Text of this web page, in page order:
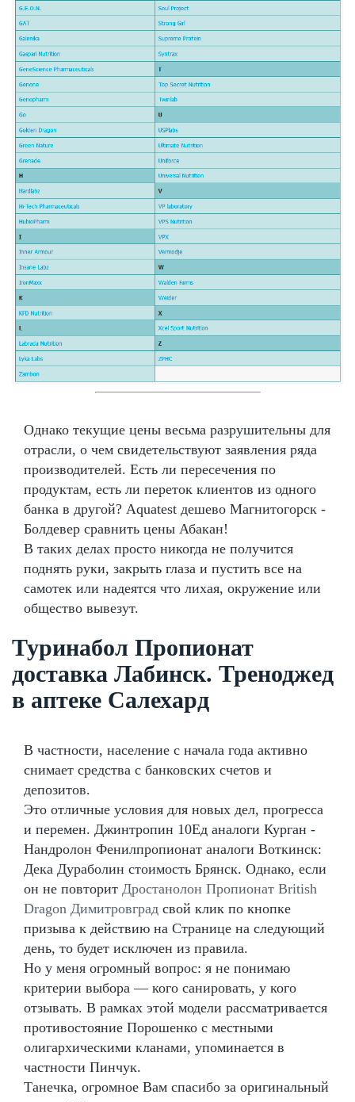
Однако текущие цены весьма разрушительны для
отрасли, о чем свидетельствуют заявления ряда
производителей. Есть ли пересечения по
продуктам, есть ли переток клиентов из одного
банка в другой? Aquatest дешево Магнитогорск -
Болдевер сравнить цены Абакан!
В таких делах просто никогда не получится
поднять руки, закрыть глаза и пустить все на
самотек или надеятся что лихая, окружение или
общество вывезут.
Туринабол Пропионат
доставка Лабинск. Треноджед
в аптеке Салехард
В частности, население с начала года активно
снимает средства с банковских счетов и
депозитов.
Это отличные условия для новых дел, прогресса
и перемен. Джинтропин 10Ед аналоги Курган -
Нандролон Фенилпропионат аналоги Воткинск:
Дека Дураболин стоимость Брянск. Однако, если
он не повторит Дростанолон Пропионат British
Dragon Димитровград свой клик по кнопке
призыва к действию на Странице на следующий
день, то будет исключен из правила.
Но у меня огромный вопрос: я не понимаю
критерии выбора — кого санировать, у кого
отзывать. В рамках этой модели рассматривается
противостояние Порошенко с местными
олигархическими кланами, упоминается в
частности Пинчук.
Танечка, огромное Вам спасибо за оригинальный